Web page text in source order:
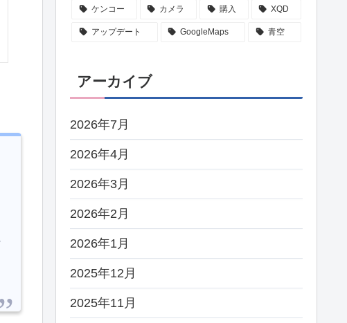
ケンコー カメラ 購入 XQD
アップデート GoogleMaps 青空
アーカイブ
2026年7月
2026年4月
2026年3月
2026年2月
2026年1月
2025年12月
2025年11月